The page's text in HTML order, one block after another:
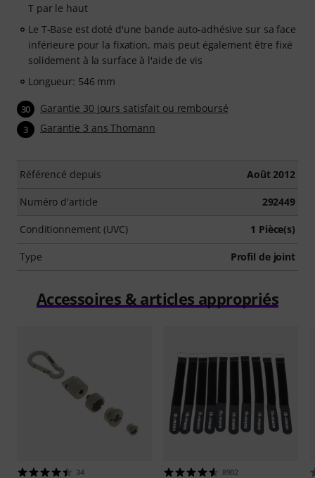
T par le haut
Le T-Base est doté d'une bande auto-adhésive sur sa face
inférieure pour la fixation, mais peut également être fixé
solidement à la surface à l'aide de vis
Longueur: 546 mm
30 Garantie 30 jours satisfait ou remboursé
3 Garantie 3 ans Thomann
Référencé depuis Août 2012
Numéro d'article 292449
Conditionnement (UVC) 1 Pièce(s)
Type Profil de joint
Accessoires & articles appropriés
34 8902